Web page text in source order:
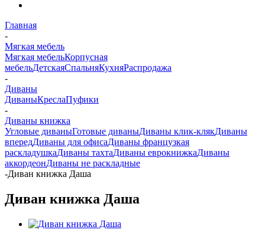
Главная
-
Мягкая мебель
Мягкая мебельКорпусная
мебельДетскаяСпальняКухняРаспродажа
-
Диваны
ДиваныКреслаПуфики
-
Диваны книжка
Угловые диваныГотовые диваныДиваны клик-клякДиваны
впередДиваны для офисаДиваны французкая
раскладушкаДиваны тахтаДиваны еврокнижкаДиваны
аккордеонДиваны не раскладные
-Диван книжка Даша
Диван книжка Даша